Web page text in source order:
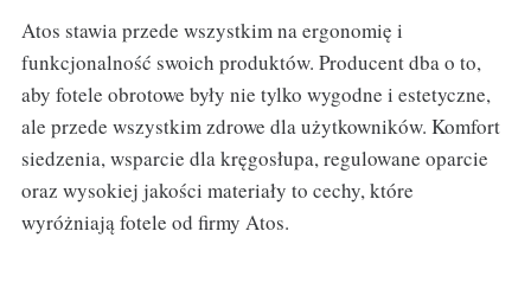
Atos stawia przede wszystkim na ergonomię i
funkcjonalność swoich produktów. Producent dba o to,
aby fotele obrotowe były nie tylko wygodne i estetyczne,
ale przede wszystkim zdrowe dla użytkowników. Komfort
siedzenia, wsparcie dla kręgosłupa, regulowane oparcie
oraz wysokiej jakości materiały to cechy, które
wyróżniają fotele od firmy Atos.